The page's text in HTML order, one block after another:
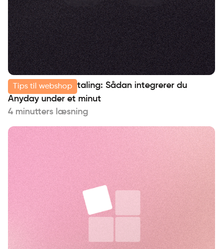
Tips til webshop
Shopify og delbetaling: Sådan integrerer du
Anyday under et minut
4 minutters læsning